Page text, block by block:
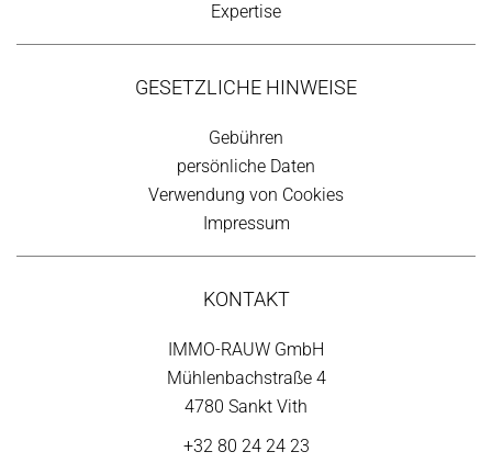
Expertise
GESETZLICHE HINWEISE
Gebühren
persönliche Daten
Verwendung von Cookies
Impressum
KONTAKT
IMMO-RAUW GmbH
Mühlenbachstraße 4
4780 Sankt Vith
+32 80 24 24 23